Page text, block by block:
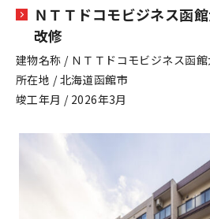
ＮＴＴドコモビジネス函
改修
建物名称 / ＮＴＴドコモビジネス函
所在地 / 北海道函館市
竣工年月 / 2026年3月